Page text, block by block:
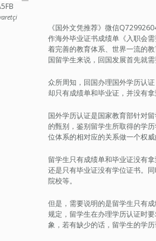
《国外文凭推荐》微信
作海外毕业证书成绩单《入职会
着完善的教育体系、世界一流的
国留学生来说，回国发展首先就
众所周知，回国办理国外学历认
却只有成绩单和毕业证，并没有
国外学历认证是国家教育部针对
的甄别，鉴别留学生所取得的学
位体系的相对应的关系做一个权
留学生只有成绩单和毕业证没有
还是只有毕业证没有学位证书。
院校等。
但是，需要说明的是留学生只有
规定，留学生在办理学历认证时
象，若有缺少的话，留学生的学历